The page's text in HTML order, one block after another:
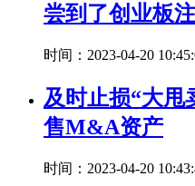
尝到了创业板
时间：2023-04-20
及时止损“大甩
售M&A资产
时间：2023-04-20